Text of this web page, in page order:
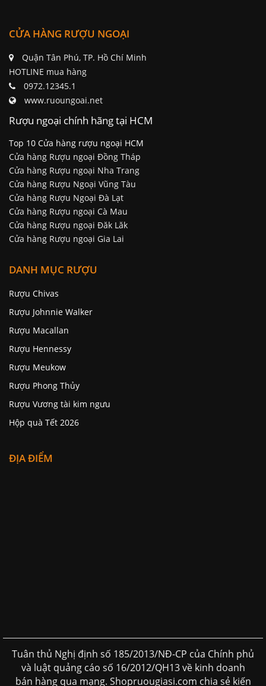
CỬA HÀNG RƯỢU NGOẠI
Quận Tân Phú, TP. Hồ Chí Minh
HOTLINE mua hàng
0972.12345.1
www.ruoungoai.net
Rượu ngoại chính hãng tại HCM
Top 10 Cửa hàng rượu ngoại HCM
Cửa hàng Rượu ngoại Đồng Tháp
Cửa hàng Rượu ngoại Nha Trang
Cửa hàng Rượu Ngoại Vũng Tàu
Cửa hàng Rượu Ngoại Đà Lạt
Cửa hàng Rượu ngoại Cà Mau
Cửa hàng Rượu ngoại Đăk Lăk
Cửa hàng Rượu ngoại Gia Lai
DANH MỤC RƯỢU
Rượu Chivas
Rượu Johnnie Walker
Rượu Macallan
Rượu Hennessy
Rượu Meukow
Rượu Phong Thủy
Rượu Vương tài kim ngưu
Hộp quà Tết 2026
ĐỊA ĐIỂM
Tuân thủ Nghị định số 185/2013/NĐ-CP của Chính phủ
và luật quảng cáo số 16/2012/QH13 về kinh doanh
bán hàng qua mạng. Shopruougiasi.com chia sẻ kiến